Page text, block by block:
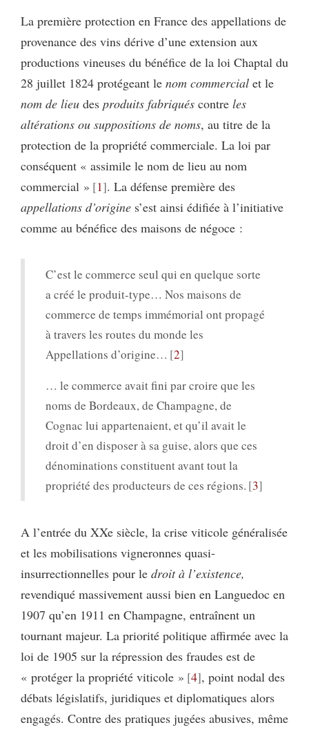
La première protection en France des appellations de
provenance des vins dérive d’une extension aux
productions vineuses du bénéfice de la loi Chaptal du
28 juillet 1824 protégeant le nom commercial et le
nom de lieu des produits fabriqués contre les
altérations ou suppositions de noms, au titre de la
protection de la propriété commerciale. La loi par
conséquent « assimile le nom de lieu au nom
commercial » 1 . La défense première des
appellations d’origine s’est ainsi édifiée à l’initiative
comme au bénéfice des maisons de négoce :
C’est le commerce seul qui en quelque sorte
a créé le produit-type… Nos maisons de
commerce de temps immémorial ont propagé
à travers les routes du monde les
Appellations d’origine… 2
… le commerce avait fini par croire que les
noms de Bordeaux, de Champagne, de
Cognac lui appartenaient, et qu’il avait le
droit d’en disposer à sa guise, alors que ces
dénominations constituent avant tout la
propriété des producteurs de ces régions. 3
A l’entrée du XXe siècle, la crise viticole généralisée
et les mobilisations vigneronnes quasi-
insurrectionnelles pour le droit à l’existence,
revendiqué massivement aussi bien en Languedoc en
1907 qu’en 1911 en Champagne, entraînent un
tournant majeur. La priorité politique affirmée avec la
loi de 1905 sur la répression des fraudes est de
« protéger la propriété viticole » 4 , point nodal des
débats législatifs, juridiques et diplomatiques alors
engagés. Contre des pratiques jugées abusives, même